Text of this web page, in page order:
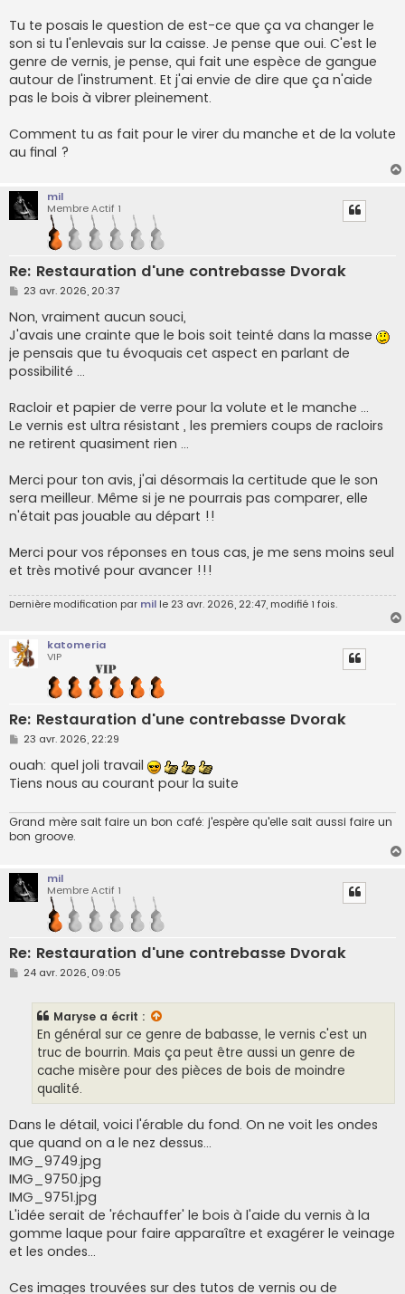
Tu te posais le question de est-ce que ça va changer le
son si tu l'enlevais sur la caisse. Je pense que oui. C'est le
genre de vernis, je pense, qui fait une espèce de gangue
autour de l'instrument. Et j'ai envie de dire que ça n'aide
pas le bois à vibrer pleinement.
Comment tu as fait pour le virer du manche et de la volute
au final ?
mil
Membre Actif 1
Re: Restauration d'une contrebasse Dvorak
M
s
s
a
g
e
23 avr. 2026, 20:37
Non, vraiment aucun souci,
J'avais une crainte que le bois soit teinté dans la masse
je pensais que tu évoquais cet aspect en parlant de
possibilité ...
Racloir et papier de verre pour la volute et le manche ...
Le vernis est ultra résistant , les premiers coups de racloirs
ne retirent quasiment rien ...
Merci pour ton avis, j'ai désormais la certitude que le son
sera meilleur. Même si je ne pourrais pas comparer, elle
n'était pas jouable au départ !!
Merci pour vos réponses en tous cas, je me sens moins seul
et très motivé pour avancer !!!
Dernière modification par mil le 23 avr. 2026, 22:47, modifié 1 fois.
katomeria
VIP
Re: Restauration d'une contrebasse Dvorak
M
s
s
a
e
23 avr. 2026, 22:29
ouah: quel joli travail
Tiens nous au courant pour la suite
Grand mère sait faire un bon café: j'espère qu'elle sait aussi faire un
bon groove.
mil
Membre Actif 1
Re: Restauration d'une contrebasse Dvorak
M
24 avr. 2026, 09:05
Maryse a écrit :
En général sur ce genre de babasse, le vernis c'est un
truc de bourrin. Mais ça peut être aussi un genre de
cache misère pour des pièces de bois de moindre
qualité.
Dans le détail, voici l'érable du fond. On ne voit les ondes
que quand on a le nez dessus...
IMG_9749.jpg
IMG_9750.jpg
IMG_9751.jpg
L'idée serait de 'réchauffer' le bois à l'aide du vernis à la
gomme laque pour faire apparaître et exagérer le veinage
et les ondes...
Ces images trouvées sur des tutos de vernis ou de